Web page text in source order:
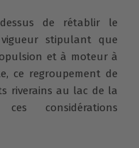
de rétablir le
stipulant que
et à moteur à
ce regroupement de
riverains au lac de la
considérations